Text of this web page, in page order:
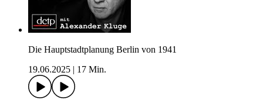
Die Hauptstadtplanung Berlin von 1941
19.06.2025
17 Min.